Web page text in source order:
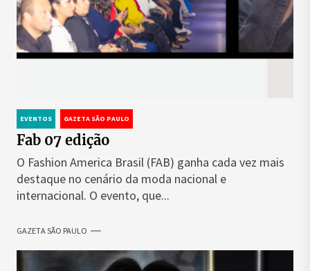
EVENTOS GAZETA SÃO PAULO
Fab 07 edição
O Fashion America Brasil (FAB) ganha cada vez mais
destaque no cenário da moda nacional e
internacional. O evento, que...
GAZETA SÃO PAULO